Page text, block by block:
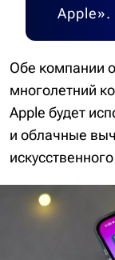
Apple».
Обе компании
многолетний
Apple будет
и облачные